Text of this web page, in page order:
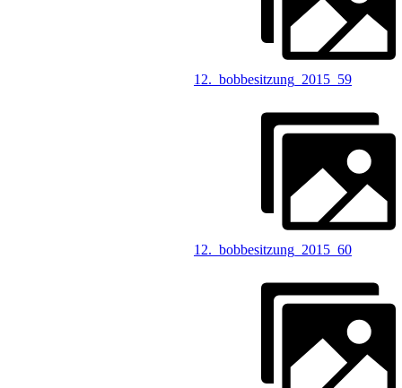
12._bobbesitzung_2015_59
12._bobbesitzung_2015_60